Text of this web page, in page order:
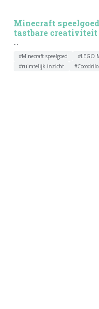
Minecraft
tastbare creativiteit
...
#Minecraft speelgoed #LEGO
#ruimtelijk inzicht
#Cocodrilo